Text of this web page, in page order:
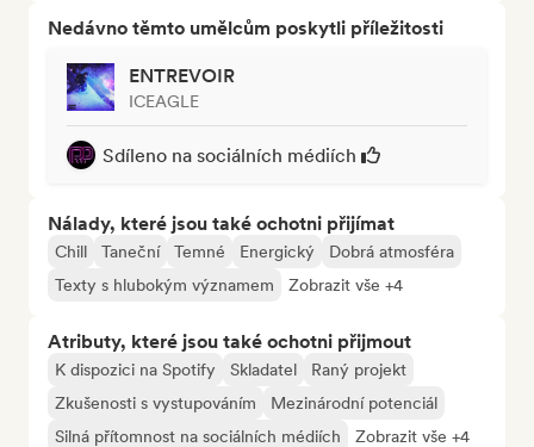
Nedávno těmto umělcům poskytli příležitosti
ENTREVOIR
ICEAGLE
Sdíleno na sociálních médiích
Nálady, které jsou také ochotni přijímat
Chill Taneční Temné Energický
Dobrá atmosféra
Texty s hlubokým významem
Zobrazit vše +4
Atributy, které jsou také ochotni přijmout
K dispozici na Spotify Skladatel
Raný projekt
Zkušenosti s vystupováním
Mezinárodní potenciál
Silná přítomnost na sociálních médiích
Zobrazit vše +4